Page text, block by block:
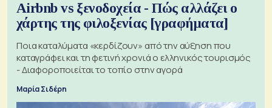
Airbnb vs ξενοδοχεία - Πώς αλλάζει ο
χάρτης της φιλοξενίας [γραφήματα]
Ποια καταλύματα «κερδίζουν» από την αύξηση που
καταγράφει και τη φετινή χρονιά ο ελληνικός τουρισμός
- Διαφοροποιείται το τοπίο στην αγορά
Μαρία Σιδέρη